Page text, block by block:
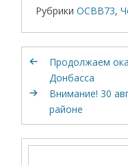
Рубрики ОСВВ73,
Продолжаем
Донбасса
Внимание! 30
районе